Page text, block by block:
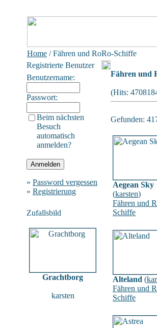
Home / Fähren und RoRo-Schiffe
Registrierte Benutzer
Benutzername:
Passwort:
Beim nächsten
Besuch
automatisch
anmelden?
» Password vergessen
» Registrierung
Zufallsbild
Grachtborg
karsten
Fähren und
(Hits:
Gefunden:
Aegean Sky
(karsten)
Fähren und
Schiffe
Alteland (
Fähren und
Schiffe